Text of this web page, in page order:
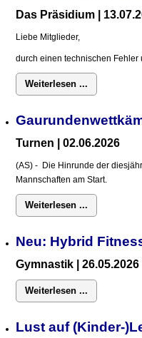
Das Präsidium |
Liebe Mitglieder,
durch einen technischen Fehler
Weiterlesen ...
Turnen | 02.06.2026
(AS) - Die Hinrunde der
Mannschaften am Start.
Weiterlesen ...
Neu: Hybrid
Gymnastik | 26.05.2026
Weiterlesen ...
Lust auf (Kinder-